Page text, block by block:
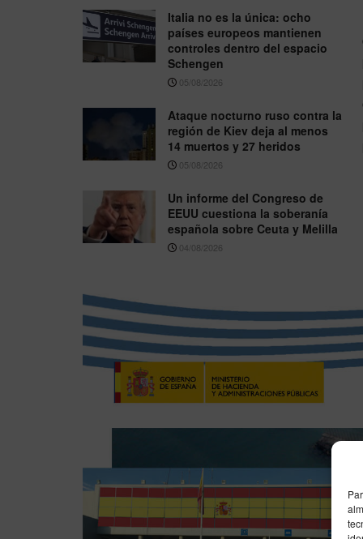
Italia no es la única: ocho
países europeos mantienen
controles dentro del espacio
Schengen
05/08/2026
Ataque nocturno ruso contra la
región de Kiev deja al menos
14 muertos y 27 heridos
05/08/2026
Un informe del Congreso de
EEUU cuestiona la soberanía
española sobre Ceuta y Melilla
04/08/2026